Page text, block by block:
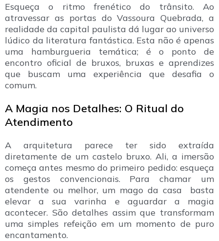
Esqueça o ritmo frenético do trânsito. Ao
atravessar as portas do Vassoura Quebrada, a
realidade da capital paulista dá lugar ao universo
lúdico da literatura fantástica. Esta não é apenas
uma hamburgueria temática; é o ponto de
encontro oficial de bruxos, bruxas e aprendizes
que buscam uma experiência que desafia o
comum.
A Magia nos Detalhes: O Ritual do
Atendimento
A arquitetura parece ter sido extraída
diretamente de um castelo bruxo. Ali, a imersão
começa antes mesmo do primeiro pedido: esqueça
os gestos convencionais. Para chamar um
atendente ou melhor, um mago da casa basta
elevar a sua varinha e aguardar a magia
acontecer. São detalhes assim que transformam
uma simples refeição em um momento de puro
encantamento.